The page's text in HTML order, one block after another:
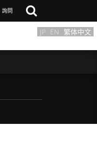
詢問
JP EN 繁体中文